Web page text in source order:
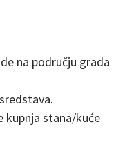
na području grada
kupnja stana/kuće